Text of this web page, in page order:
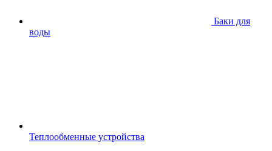
Баки для
воды
Теплообменные устройства